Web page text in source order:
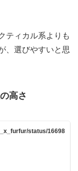
ティカル系よりも
、選びやすいと思
高さ
status/16698